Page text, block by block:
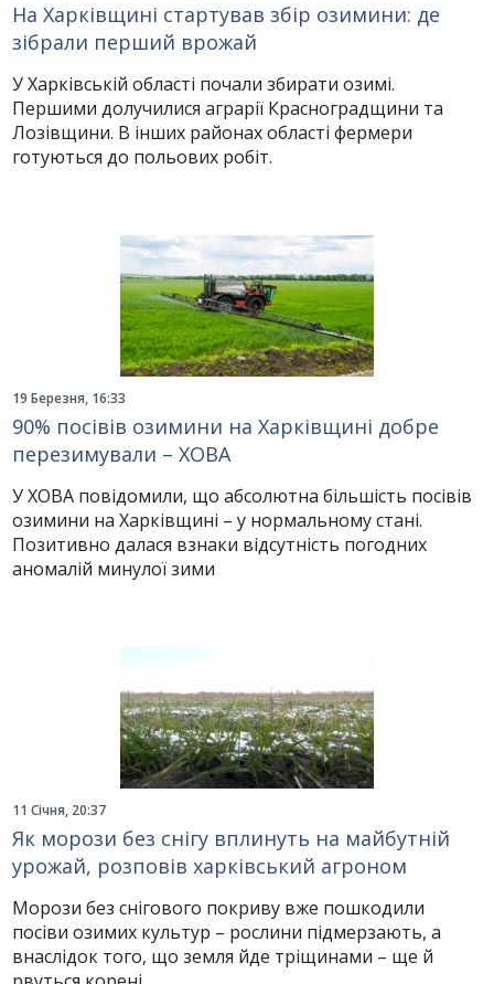
На Харківщині стартував збір озимини: де
зібрали перший врожай
У Харківській області почали збирати озимі.
Першими долучилися аграрії Красноградщини та
Лозівщини. В інших районах області фермери
готуються до польових робіт.
19 Березня, 16:33
90% посівів озимини на Харківщині добре
перезимували – ХОВА
У ХОВА повідомили, що абсолютна більшість посівів
озимини на Харківщині – у нормальному стані.
Позитивно далася взнаки відсутність погодних
аномалій минулої зими
11 Січня, 20:37
Як морози без снігу вплинуть на майбутній
урожай, розповів харківський агроном
Морози без снігового покриву вже пошкодили
посіви озимих культур – рослини підмерзають, а
внаслідок того, що земля йде тріщинами – ще й